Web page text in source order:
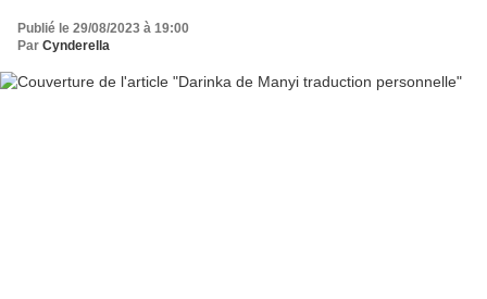
Publié le 29/08/2023 à 19:00
Par Cynderella